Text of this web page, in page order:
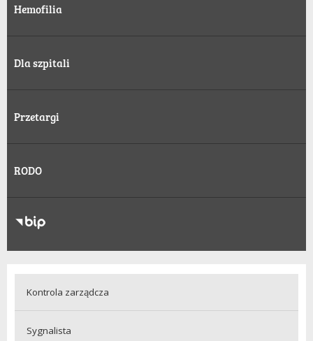
Hemofilia
Dla szpitali
Przetargi
RODO
RODO
Kontrola zarządcza
Sygnalista